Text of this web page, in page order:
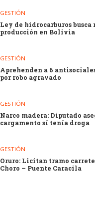
GESTIÓN
Ley de hidrocarburos
producción en Bolivia
GESTIÓN
Aprehenden a 6
por robo agravado
GESTIÓN
Narco madera: Diputado
cargamento sí tenía droga
GESTIÓN
Oruro: Licitan tramo
Choro – Puente Caracila